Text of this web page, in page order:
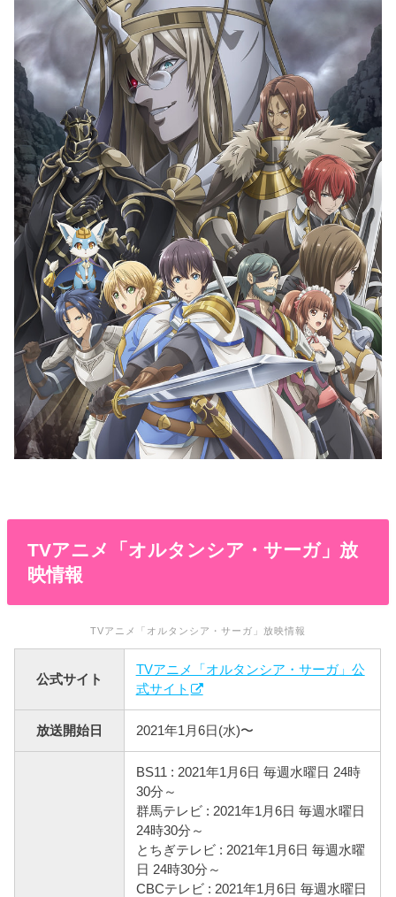
TVアニメ「オルタンシア・サーガ」放
映情報
TVアニメ「オルタンシア・サーガ」放映情報
公式サイト
TVアニメ「オルタンシア・サーガ」公
式サイト
放送開始日 2021年1月6日(水)〜
BS11 : 2021年1月6日 毎週水曜日 24時
30分～
群馬テレビ : 2021年1月6日 毎週水曜日
24時30分～
とちぎテレビ : 2021年1月6日 毎週水曜
日 24時30分～
CBCテレビ : 2021年1月6日 毎週水曜日